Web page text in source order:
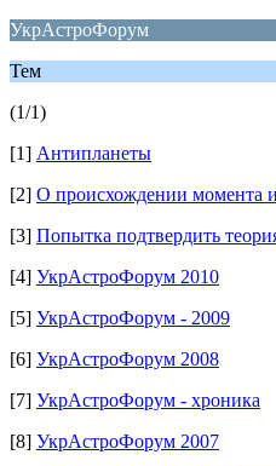
УкрАстроФорум
Тем
(1/1)
[1] Антипланеты
[2] О происхождении момента
[3] Попытка подтвердить
[4] УкрАстроФорум 2010
[5] УкрАстроФорум - 2009
[6] УкрАстроФорум 2008
[7] УкрАстроФорум - хроника
[8] УкрАстроФорум 2007